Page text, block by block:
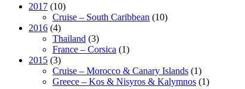
2017 (10)
Cruise – South Caribbean (10)
2016 (4)
Thailand (3)
France – Corsica (1)
2015 (3)
Cruise – Morocco & Canary Islands (1)
Greece – Kos & Nisyros & Kalymnos (1)